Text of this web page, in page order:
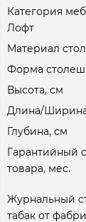
Категория
Лофт
Материал
Форма
Высота, см
Длина/
Глубина, см
Гарантийный
товара, мес.
Журнальный
табак от